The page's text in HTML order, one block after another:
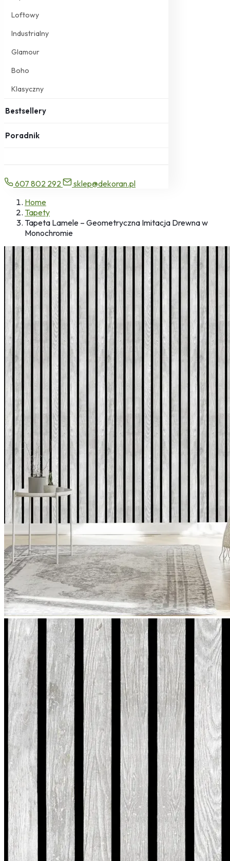
Loftowy
Industrialny
Glamour
Boho
Klasyczny
Bestsellery
Poradnik
607 802 292
sklep@dekoran.pl
Home
Tapety
Tapeta Lamele – Geometryczna Imitacja Drewna w
Monochromie